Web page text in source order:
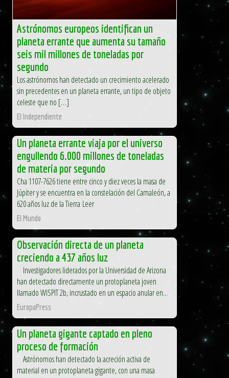
Astrónomos europeos identifican un
planeta errante que aumenta su tamaño
seis mil millones de toneladas por
segundo
Los astrónomos han detectado un crecimiento acelerado
sin precedentes en un planeta errante, un tipo de objeto
celeste que no […]
El Independiente
Un planeta errante viaja por el universo
engullendo 6.000 millones de toneladas
de materia por segundo
Cha 1107-7626 tiene entre cinco y diez veces la masa de
Júpiter y se encuentra en la constelación del Camaleón, a
620 años luz de la Tierra Leer
El Mundo
Observación directa de un planeta
creciendo a 437 años luz
Investigadores liderados por la Universidad de Arizona
han detectado directamente un protoplaneta joven
llamado WISPIT 2b, incrustado en un espacio anular en...
EuropaPress
Un planeta gigante captado en pleno
proceso de formación
Astrónomos han detectado la acreción activa de
material en un protoplaneta gigante, con una masa